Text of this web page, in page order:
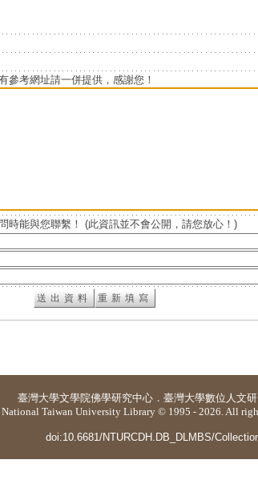
參考網址請一併提供，感謝您！
時能與您聯繫！ (此資訊並不會公開，請您放心！)
臺灣大學文學院佛學研究中心 ． 臺灣大學數位人文
National Taiwan University Library © 1995 - 2026. All
doi:10.6681/NTURCDH.DB_DLMBS/